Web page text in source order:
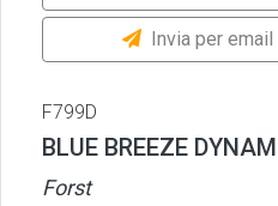
Invia per email
F799D
BLUE BREEZE
Forst